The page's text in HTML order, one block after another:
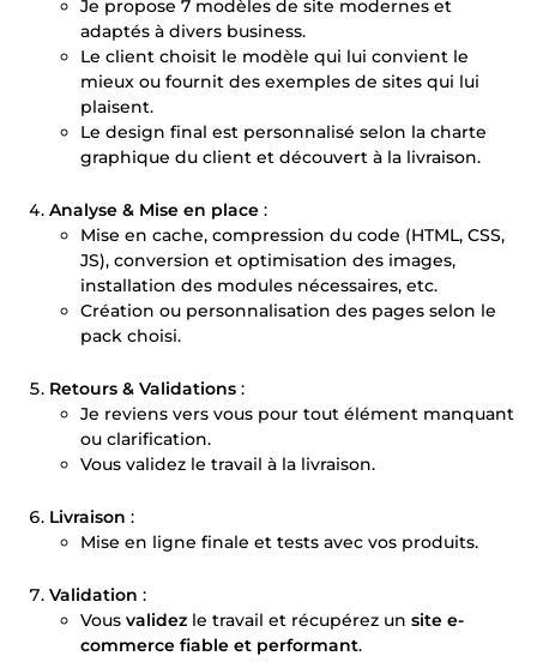
Je propose 7 modèles de site modernes et
adaptés à divers business.
Le client choisit le modèle qui lui convient le
mieux ou fournit des exemples de sites qui lui
plaisent.
Le design final est personnalisé selon la charte
graphique du client et découvert à la livraison.
Analyse & Mise en place :
Mise en cache, compression du code (HTML, CSS,
JS), conversion et optimisation des images,
installation des modules nécessaires, etc.
Création ou personnalisation des pages selon le
pack choisi.
Retours & Validations :
Je reviens vers vous pour tout élément manquant
ou clarification.
Vous validez le travail à la livraison.
Livraison :
Mise en ligne finale et tests avec vos produits.
Validation :
Vous validez le travail et récupérez un site e-
commerce fiable et performant.